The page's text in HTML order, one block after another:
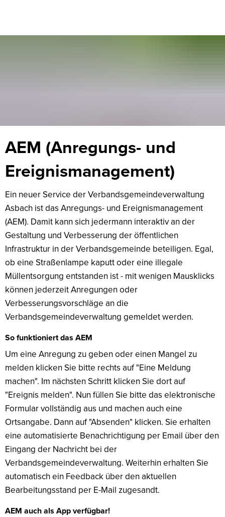
Mängelmelder
AEM (Anregungs- und
Ereignismanagement)
Ein neuer Service der Verbandsgemeindeverwaltung
Asbach ist das Anregungs- und Ereignismanagement
(AEM). Damit kann sich jedermann interaktiv an der
Gestaltung und Verbesserung der öffentlichen
Infrastruktur in der Verbandsgemeinde beteiligen. Egal,
ob eine Straßenlampe kaputt oder eine illegale
Müllentsorgung entstanden ist - mit wenigen Mausklicks
können jederzeit Anregungen oder
Verbesserungsvorschläge an die
Verbandsgemeindeverwaltung gemeldet werden.
So funktioniert das AEM
Um eine Anregung zu geben oder einen Mangel zu
melden klicken Sie bitte rechts auf "Eine Meldung
machen". Im nächsten Schritt klicken Sie dort auf
"Ereignis melden". Nun füllen Sie bitte das elektronische
Formular vollständig aus und machen auch eine
Ortsangabe. Dann auf "Absenden" klicken. Sie erhalten
eine automatisierte Benachrichtigung per Email über den
Eingang der Nachricht bei der
Verbandsgemeindeverwaltung. Weiterhin erhalten Sie
automatisch ein Feedback über den aktuellen
Bearbeitungsstand per E-Mail zugesandt.
AEM auch als App verfügbar!